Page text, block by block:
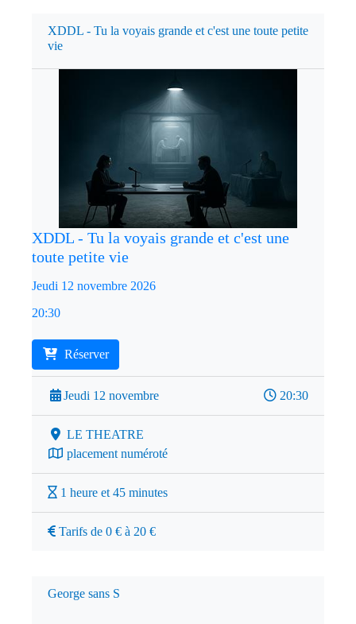
XDDL - Tu la voyais grande et c'est une toute petite
vie
XDDL - Tu la voyais grande et c'est une
toute petite vie
Jeudi 12 novembre 2026
20:30
Réserver
Jeudi 12 novembre 20:30
LE THEATRE
placement numéroté
1 heure et 45 minutes
Tarifs de 0 € à 20 €
George sans S